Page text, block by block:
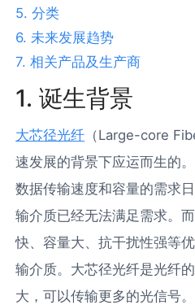
5. 分类
6. 未来发展趋势
7. 相关产品及生产商
1. 诞生背景
大芯径光纤 （Large-core
速发展的背景下应运而生的
数据传输速度和容量的需求
输介质已经无法满足需求。
快、容量大、抗干扰性强等
输介质。大芯径光纤是光纤
大，可以传输更多的光信号。